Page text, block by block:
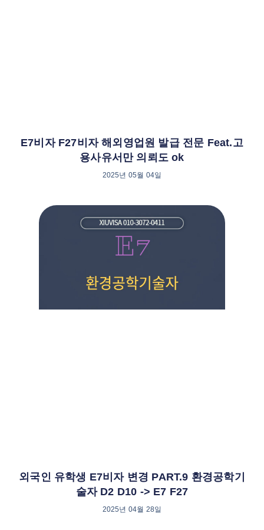
E7비자 F27비자 해외영업원 발급 전문 Feat.고
용사유서만 의뢰도 ok
2025년 05월 04일
외국인 유학생 E7비자 변경 PART.9 환경공학기
술자 D2 D10 -> E7 F27
2025년 04월 28일